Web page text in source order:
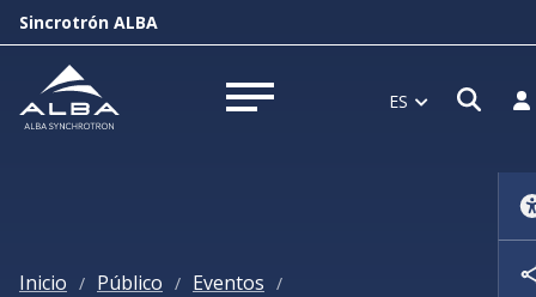
Sincrotrón ALBA
Abrir menú ES
Inicio / Público / Eventos /